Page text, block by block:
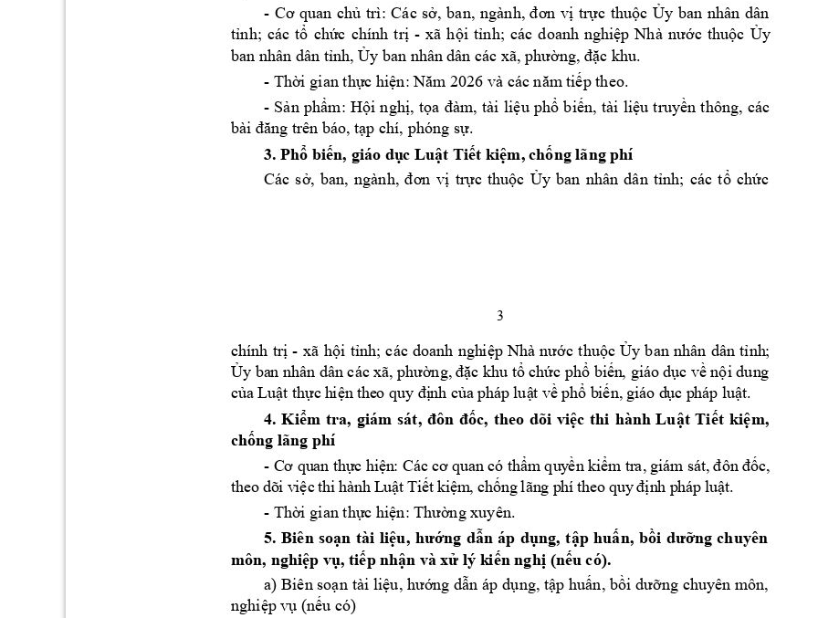
- Cơ quan chủ trì: Các sở, ban, ngành, đơn vị trực thuộc Ủy ban nhân dân
tỉnh; các tổ chức chính trị - xã hội tỉnh; các doanh nghiệp Nhà nước thuộc Ủy
ban nhân dân tỉnh, Ủy ban nhân dân các xã, phường, đặc khu.
- Thời gian thực hiện: Năm 2026 và các năm tiếp theo.
- Sản phẩm: Hội nghị, tọa đàm, tài liệu phổ biến, tài liệu truyền thông, các
bài đăng trên báo, tạp chí, phóng sự.
3. Phổ biến, giáo dục Luật Tiết kiệm, chống lãng phí
Các sở, ban, ngành, đơn vị trực thuộc Ủy ban nhân dân tỉnh; các tổ chức
3
chính trị - xã hội tỉnh; các doanh nghiệp Nhà nước thuộc Ủy ban nhân dân tỉnh;
Ủy ban nhân dân các xã, phường, đặc khu tổ chức phổ biến, giáo dục về nội dung
của Luật thực hiện theo quy định của pháp luật về phổ biến, giáo dục pháp luật.
4. Kiểm tra, giám sát, đôn đốc, theo dõi việc thi hành Luật Tiết kiệm,
chống lãng phí
- Cơ quan thực hiện: Các cơ quan có thẩm quyền kiểm tra, giám sát, đôn đốc,
theo dõi việc thi hành Luật Tiết kiệm, chống lãng phí theo quyđịnh pháp luật.
- Thời gian thực hiện: Thường xuyên.
5. Biên soạn tài liệu, hướng dẫn áp dụng, tập huấn, bồi dưỡng chuyên
môn, nghiệp vụ, tiếp nhận và xử lý kiến nghị (nếu có).
a) Biên soạn tài liệu, hướng dẫn áp dụng, tập huấn, bồi dưỡng chuyên môn,
nghiệp vụ (nếu có)